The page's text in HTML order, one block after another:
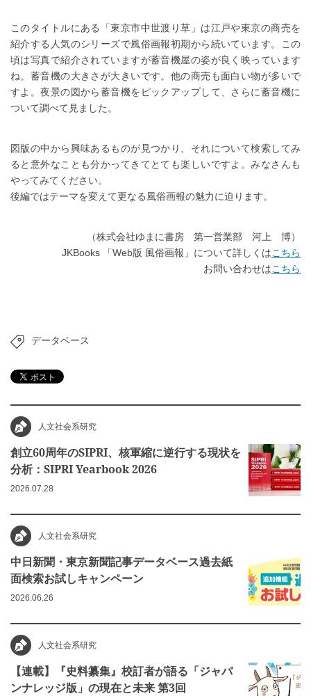
このタイトルにある「東京市中世渡り草」は江戸や東京の商売を
紹介する人気のシリーズで風俗画報初期から続いています。この
頃は写真で紹介されていますが蓄音機屋の姿が良く映っています
ね。蓄音機の大きさが大きいです。他の商売も面白い物が多いで
すよ。夜景の図から蓄音機をピックアップして、さらに蓄音機に
ついて調べて見ました。
図版の中から興味あるものが見つかり、それについて検索してみ
ると意外なことも分かってきてとても楽しいですよ。みなさんも
やってみてください。
後編ではテーマを変えて更なる風俗画報の魅力に迫ります。
（株式会社ゆまに書房 第一営業部 河上 博）
JKBooks 「Web版 風俗画報」について詳しくはこちら
お問い合わせはこちら
データベース
人文社会系研究
創立60周年のSIPRI、核軍縮に逆行する現状を
分析：SIPRI Yearbook 2026
2026.07.28
人文社会系研究
中日新聞・東京新聞記事データベース過去紙
面検索お試しキャンペーン
2026.06.26
人文社会系研究
【連載】『史料纂集』校訂者が語る「ジャパ
ンナレッジ版」の現在と未来 第3回